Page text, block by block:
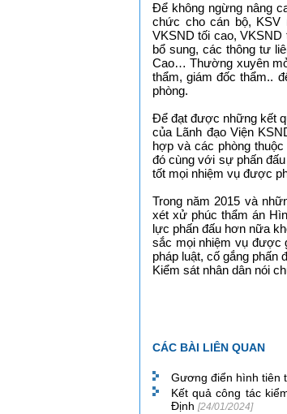
Để không ngừng nâng
chức cho cán bộ, KSV
VKSND tối cao,
bổ sung, các thông tư
Cao… Thường xuyên
thẩm, giám đốc thẩm..
phòng.
Để đạt được những kết
của Lãnh đạo Viện
hợp và các phòng
đó cùng với sự phấn
tốt mọi nhiệm vụ được
Trong năm 2015 và
xét xử phúc thẩm án
lực phấn đấu hơn nữa
sắc mọi nhiệm vụ được
pháp luật, cố gắng phấn
Kiểm sát nhân dân nói
CÁC BÀI LIÊN QUAN
Gương điển hình tiên
Kết quả công tác
Định [24/01/2024]